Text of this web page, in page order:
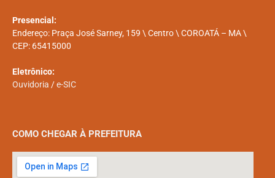
Presencial:
Endereço: Praça José Sarney, 159 \ Centro \ COROATÁ – MA \
CEP: 65415000
Eletrônico:
Ouvidoria /e-SIC
COMO CHEGAR À PREFEITURA